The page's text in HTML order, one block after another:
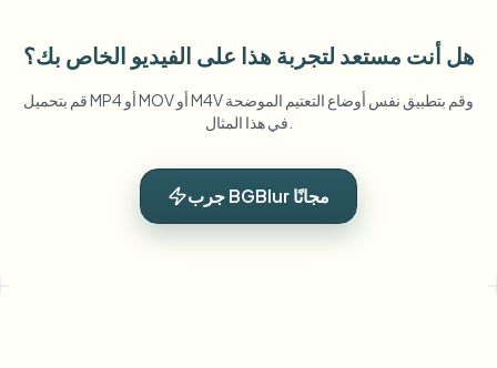
هل أنت مستعد لتجربة هذا على الفيديو الخاص بك؟
قم بتحميل MP4 أو MOV أو M4V وقم بتطبيق نفس أوضاع التعتيم الموضحة
جرب BGBlur مجانًا